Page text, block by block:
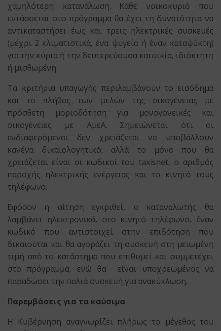
χαμηλότερη κατανάλωση. Κάθε νοικοκυριό που
εντάσσεται στο πρόγραμμα θα έχει τη δυνατότητα να
αντικαταστήσει έως και τρεις ηλεκτρικές συσκευές
(μέχρι 2 κλιματιστικά, ένα ψυγείο ή έναν καταψύκτη)
για την κύρια ή την δευτερεύουσα κατοικία, ιδιόκτητη
ή μισθωμένη.
Τα κριτήρια υπαγωγής περιλαμβάνουν το εισόδημα
και το πλήθος των μελών της οικογένειας με
πρόσθετη μοριοδότηση για μονογονεϊκές και
οικογένειες με ΑμεΑ. Σημειώνεται ότι οι
ενδιαφερόμενοι δεν χρειάζεται να υποβάλλουν
κανένα δικαιολογητικό, αλλά το μόνο που θα
χρειάζεται είναι οι κωδικοί του taxisnet, ο αριθμός
παροχής ηλεκτρικής ενέργειας και το κινητό τους
τηλέφωνο.
Εφόσον η αίτηση εγκριθεί, ο καταναλωτής θα
λαμβάνει ηλεκτρονικά, στο κινητό τηλέφωνο, έναν
κωδικό που αντιστοιχεί στην επιδότηση που
δικαιούται και θα αγοράζει τη συσκευή στη μειωμένη
τιμή από το κατάστημα που επιθυμεί και συμμετέχει
στο πρόγραμμα, ενώ θα είναι υποχρεωμένος να
παραδώσει την παλιά συσκευή για ανακύκλωση.
Παρεμβάσεις για τα καύσιμα
Η Κυβέρνηση αναγνωρίζει πλήρως το μέγεθος του